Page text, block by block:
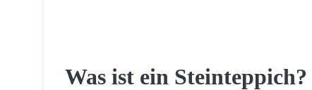
Was ist ein Steinteppich?